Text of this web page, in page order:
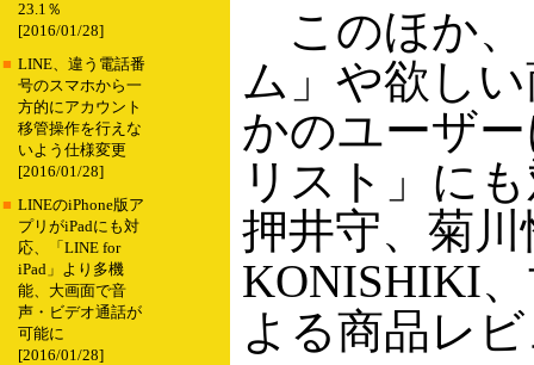
23.1％
[2016/01/28]
■ LINE、違う電話番
号のスマホから一
方的にアカウント
移管操作を行えな
いよう仕様変更
[2016/01/28]
■ LINEのiPhone版ア
プリがiPadにも対
応、「LINE for
iPad」より多機
能、大画面で音
声・ビデオ通話が
可能に
[2016/01/28]
このほか、
ム」や欲し
かのユーザ
リスト」に
押井守、菊
KONISHIKI
よる商品レ